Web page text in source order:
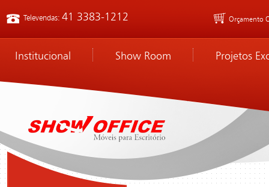
Televendas: 41 3383-1212 Orçamento
Institucional Show Room Projetos